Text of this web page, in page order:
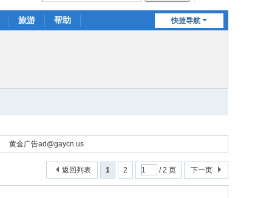
快捷导航
旅游 帮助
黄金广告ad@gaycn.us
1 2 / 2 页 下一页
返回列表